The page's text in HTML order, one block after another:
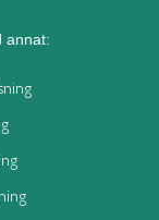
annat: